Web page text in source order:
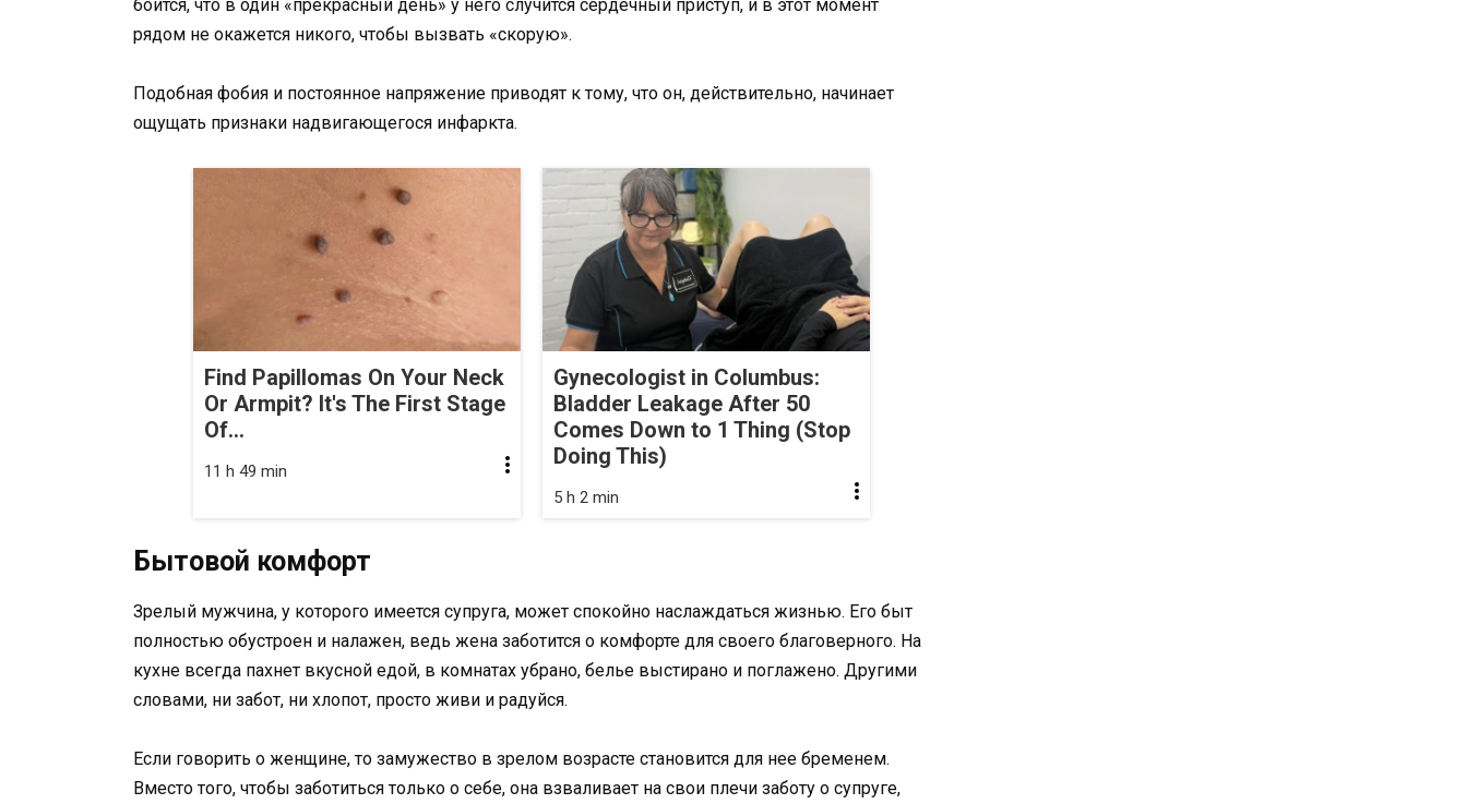
боится, что в один «прекрасный день» у него случится сердечный приступ, и в этот момент
рядом не окажется никого, чтобы вызвать «скорую».
Подобная фобия и постоянное напряжение приводят к тому, что он, действительно, начинает
ощущать признаки надвигающегося инфаркта.
Find Papillomas On Your Neck
Or Armpit? It's The First Stage
Of...
11 h 49 min
Gynecologist in Columbus:
Bladder Leakage After 50
Comes Down to 1 Thing (Stop
Doing This)
5 h 2 min
Бытовой комфорт
Зрелый мужчина, у которого имеется супруга, может спокойно наслаждаться жизнью. Его быт
полностью обустроен и налажен, ведь жена заботится о комфорте для своего благоверного. На
кухне всегда пахнет вкусной едой, в комнатах убрано, белье выстирано и поглажено. Другими
словами, ни забот, ни хлопот, просто живи и радуйся.
Если говорить о женщине, то замужество в зрелом возрасте становится для нее бременем.
Вместо того, чтобы заботиться только о себе, она взваливает на свои плечи заботу о супруге,